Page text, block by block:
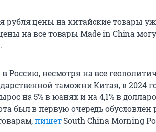
рубля цены на китайские товары
на все товары Made in China
несмотря на все
таможни Китая, в 2024
на 5% в юанях и на 4,1% в
был в первую очередь
пишет South China Morning